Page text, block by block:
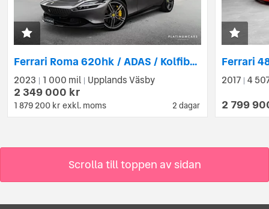
2 dagar
Ferrari Roma 620hk / ADAS / Kolfiber / LEASEBAR
2023 1 000 mil Upplands Väsby
2 349 000 kr
1 879 200 kr exkl. moms
2017 4
2 799
Scrolla till toppen av sidan